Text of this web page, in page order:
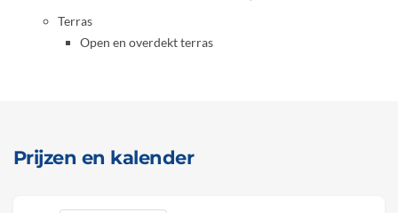
Terras
Open en overdekt terras
Prijzen en kalender